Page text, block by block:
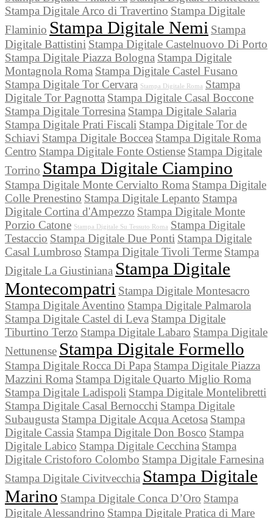
Stampa Digitale Arco di Travertino Stampa Digitale
Flaminio Stampa Digitale Nemi Stampa
Digitale Battistini Stampa Digitale Castelnuovo Di Porto
Stampa Digitale Piazza Bologna Stampa Digitale
Montagnola Roma Stampa Digitale Castel Fusano
Stampa Digitale Tor Cervara Stampa Digitale Roma Stampa
Digitale Tor Pagnotta Stampa Digitale Casal Boccone
Stampa Digitale Torresina Stampa Digitale Salaria
Stampa Digitale Prati Fiscali Stampa Digitale Tor de
Schiavi Stampa Digitale Boccea Stampa Digitale Roma
Centro Stampa Digitale Fonte Ostiense Stampa Digitale
Torrino Stampa Digitale Ciampino
Stampa Digitale Monte Cervialto Roma Stampa Digitale
Colle Prenestino Stampa Digitale Lepanto Stampa
Digitale Cortina d'Ampezzo Stampa Digitale Monte
Porzio Catone Stampa Digitale Su Tessuto Roma Stampa Digitale
Testaccio Stampa Digitale Due Ponti Stampa Digitale
Casal Lumbroso Stampa Digitale Tivoli Terme Stampa
Digitale La Giustiniana Stampa Digitale
Montecompatri Stampa Digitale Montesacro
Stampa Digitale Aventino Stampa Digitale Palmarola
Stampa Digitale Castel di Leva Stampa Digitale
Tiburtino Terzo Stampa Digitale Labaro Stampa Digitale
Nettunense Stampa Digitale Formello
Stampa Digitale Rocca Di Papa Stampa Digitale Piazza
Mazzini Roma Stampa Digitale Quarto Miglio Roma
Stampa Digitale Ladispoli Stampa Digitale Montelibretti
Stampa Digitale Casal Bernocchi Stampa Digitale
Subaugusta Stampa Digitale Acqua Acetosa Stampa
Digitale Cassia Stampa Digitale Don Bosco Stampa
Digitale Labico Stampa Digitale Cecchina Stampa
Digitale Cristoforo Colombo Stampa Digitale Farnesina
Stampa Digitale Civitvecchia Stampa Digitale
Marino Stampa Digitale Conca D’Oro Stampa
Digitale Alessandrino Stampa Digitale Pratica di Mare